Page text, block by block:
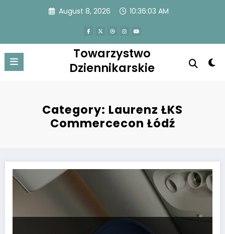
August 8, 2026 10:36:04 AM
Towarzystwo
Dziennikarskie
Category: Laurenz ŁKS
Commercecon Łódź
Romantyczne chwile Zuzanny Góreckiej i Zbigniewa Bartmana! Były